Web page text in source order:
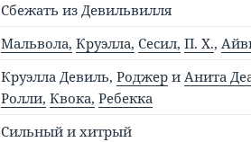
Сбежать из Девильвилля
Мальвола, Круэлла, Сесил, П. Х.,
Круэлла Девиль,Роджер иАнита
Ролли, Квока, Ребекка
Сильный и хитрый